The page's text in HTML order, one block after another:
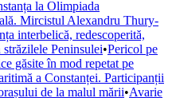
la Olimpiada
Mircistul Alexandru Thury-
interbelică, redescoperită,
Peninsulei•Pericol pe
găsite în mod repetat pe
a Constanței. Participanții
de la malul mării•Avarie